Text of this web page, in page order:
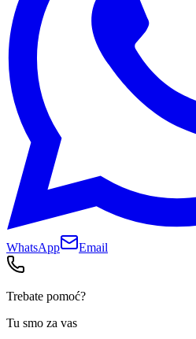
WhatsApp Email
Trebate pomoć?
Tu smo za vas